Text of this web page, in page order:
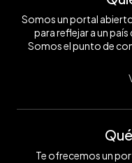
Somos un portal
para reflejar a un país
Somos el punto de
Te ofrecemos un